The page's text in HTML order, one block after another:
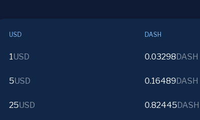
USD DASH
1USD 0.03298DASH
5USD 0.16489DASH
25USD 0.82445DASH